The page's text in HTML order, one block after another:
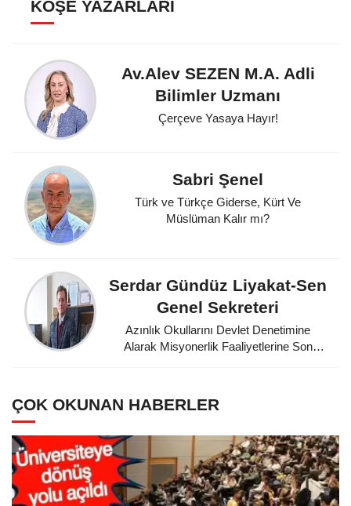
KÖŞE YAZARLARI
Av.Alev SEZEN M.A. Adli
Bilimler Uzmanı
Çerçeve Yasaya Hayır!
Sabri Şenel
Türk ve Türkçe Giderse, Kürt Ve
Müslüman Kalır mı?
Serdar Gündüz Liyakat-Sen
Genel Sekreteri
Azınlık Okullarını Devlet Denetimine
Alarak Misyonerlik Faaliyetlerine Son
ÇOK OKUNAN HABERLER